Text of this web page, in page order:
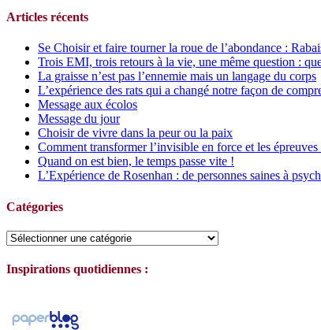
Articles récents
Se Choisir et faire tourner la roue de l’abondance :
Trois EMI, trois retours à la vie, une même question :
La graisse n’est pas l’ennemie mais un langage du corps
L’expérience des rats qui a changé notre façon de
Message aux écolos
Message du jour
Choisir de vivre dans la peur ou la paix
Comment transformer l’invisible en force et les
Quand on est bien, le temps passe vite !
L’Expérience de Rosenhan : de personnes saines à
Catégories
Catégories
Inspirations quotidiennes :